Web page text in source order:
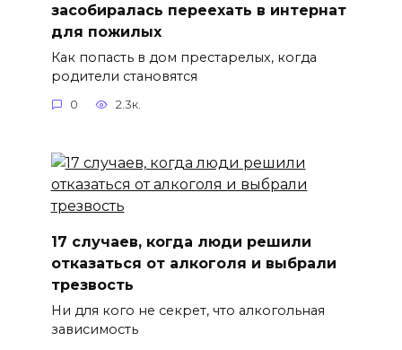
засобиралась переехать в интернат
для пожилых
Как попасть в дом престарелых, когда
родители становятся
0 2.3к.
17 случаев, когда люди решили
отказаться от алкоголя и выбрали
трезвость
Ни для кого не секрет, что алкогольная
зависимость